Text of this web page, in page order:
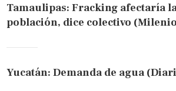
Tamaulipas: Fracking afectaría
población, dice colectivo
Yucatán: Demanda de agua